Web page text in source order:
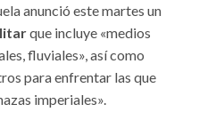
anunció este martes un
que incluye «medios
fluviales», así como
para enfrentar las que
imperiales».